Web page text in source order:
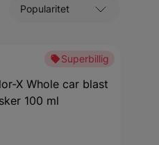
Sorter etter
Superbillig
X Whole car blast
100 ml